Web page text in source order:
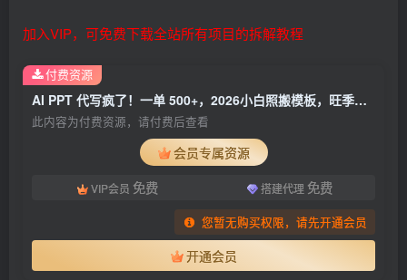
加入VIP，可免费下载全站所有项目的拆解教程
AI PPT 代写疯了！一单 500+，2026小白照搬模板，旺季月入 3 万不是梦
此内容为付费资源，请付费后查看
会员专属资源
VIP会员 免费 搭建代理 免费
您暂无购买权限，请先开通会员
开通会员
付费资源